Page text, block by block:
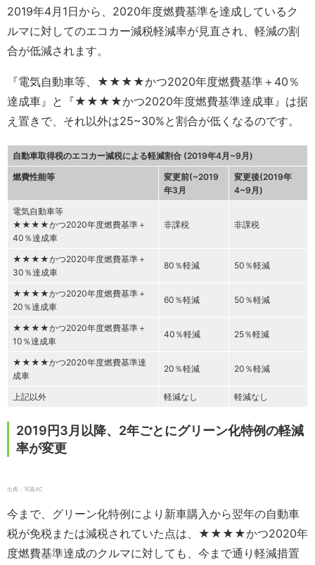
2019年4月1日から、2020年度燃費基準を達成しているク
ルマに対してのエコカー減税軽減率が見直され、軽減の割
合が低減されます。
『電気自動車等、★★★★かつ2020年度燃費基準＋40％
達成車』と『★★★★かつ2020年度燃費基準達成車』は据
え置きで、それ以外は25~30%と割合が低くなるのです。
自動車取得税のエコカー減税による軽減割合 (2019年4月~9月)
燃費性能等
変更前(~2019
年3月
変更後(2019年
4~9月)
電気自動車等
★★★★かつ2020年度燃費基準＋
40％達成車
非課税 非課税
★★★★かつ2020年度燃費基準＋
30％達成車
80％軽減 50％軽減
★★★★かつ2020年度燃費基準＋
20％達成車
60％軽減 50％軽減
★★★★かつ2020年度燃費基準＋
10％達成車
40％軽減 25％軽減
★★★★かつ2020年度燃費基準達
成車
20％軽減 20％軽減
上記以外 軽減なし 軽減なし
2019円3月以降、2年ごとにグリーン化特例の軽減
率が変更
出典：写真AC
今まで、グリーン化特例により新車購入から翌年の自動車
税が免税または減税されていた点は、★★★★かつ2020年
度燃費基準達成のクルマに対しても、今まで通り軽減措置